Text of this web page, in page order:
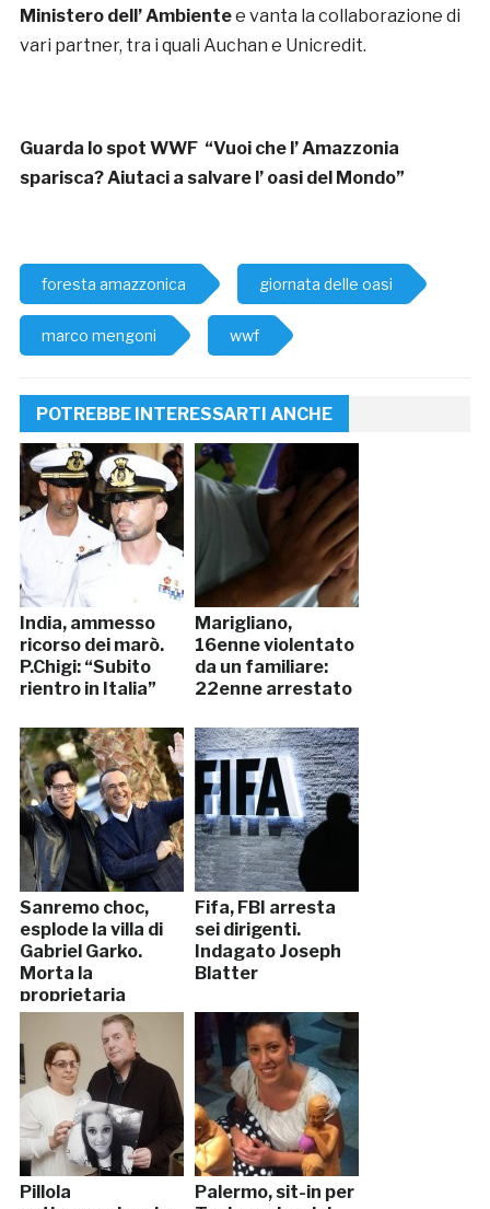
Ministero dell’ Ambientee vanta la collaborazione di
vari partner, tra i quali Auchan e Unicredit.
Guarda lo spot WWF “Vuoi che l’ Amazzonia
sparisca? Aiutaci a salvare l’ oasi del Mondo”
foresta amazzonica giornata delle oasi
marco mengoni wwf
POTREBBE INTERESSARTI ANCHE
India, ammesso
ricorso dei marò.
P.Chigi: “Subito
rientro in Italia”
Marigliano,
16enne violentato
da un familiare:
22enne arrestato
Sanremo choc,
esplode la villa di
Gabriel Garko.
Morta la
proprietaria
Fifa, FBI arresta
sei dirigenti.
Indagato Joseph
Blatter
Pillola
Palermo, sit-in per